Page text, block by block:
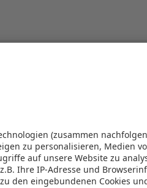
Lassen Sie sich
bietet für jeden